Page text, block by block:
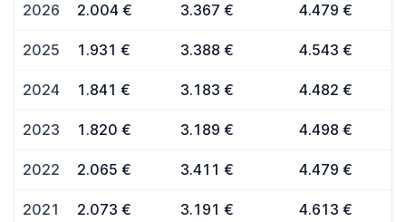
2026 2.004 € 3.367 € 4.479 €
2025 1.931 € 3.388 € 4.543 €
2024 1.841 € 3.183 € 4.482 €
2023 1.820 € 3.189 € 4.498 €
2022 2.065 € 3.411 € 4.479 €
2021 2.073 € 3.191 € 4.613 €